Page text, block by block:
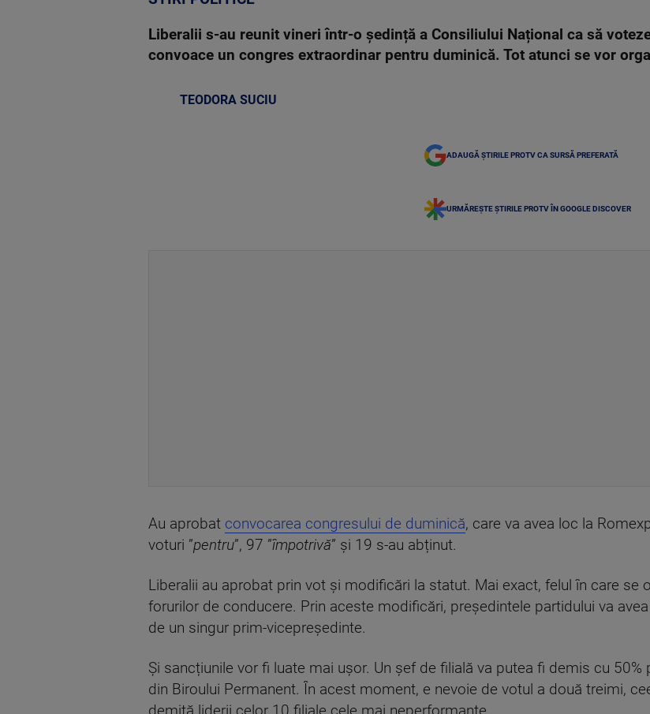
Liberalii s-au reunit vineri într-o ședință a Consiliului Național ca să
convoace un congres extraordinar pentru duminică. Tot atunci se vor
TEODORA SUCIU
ADAUGĂ ȘTIRILE PROTV CA SURSĂ PREFERATĂ
URMĂREȘTE ȘTIRILE PROTV ÎN GOOGLE DISCOVER
Au aprobat convocarea congresului de duminică, care va avea loc la
voturi ”pentru”, 97 ”împotrivă” și 19 s-au abținut.
Liberalii au aprobat prin vot și modificări la statut. Mai exact, felul în care se
forurilor de conducere. Prin aceste modificări, președintele partidului va
de un singur prim-vicepreședinte.
Și sancțiunile vor fi luate mai ușor. Un șef de filială va putea fi demis cu
din Biroului Permanent. În acest moment, e nevoie de votul a două treimi,